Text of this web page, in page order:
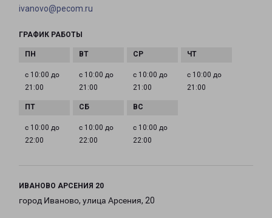
ivanovo@pecom.ru
ГРАФИК РАБОТЫ
с 10:00 до
21:00
с 10:00 до
21:00
с 10:00 до
21:00
с 10:00 до
21:00
с 10:00 до
22:00
с 10:00 до
22:00
с 10:00 до
22:00
ИВАНОВО АРСЕНИЯ 20
город Иваново, улица Арсения, 20